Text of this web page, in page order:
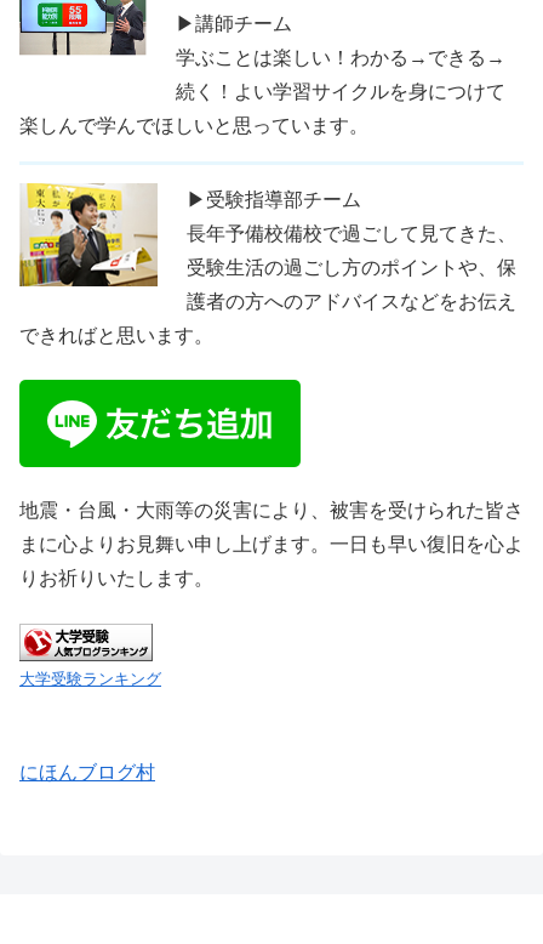
▶講師チーム
学ぶことは楽しい！わかる→できる→
続く！よい学習サイクルを身につけて
楽しんで学んでほしいと思っています。
▶受験指導部チーム
長年予備校備校で過ごして見てきた、
受験生活の過ごし方のポイントや、保
護者の方へのアドバイスなどをお伝え
できればと思います。
地震・台風・大雨等の災害により、被害を受けられた皆さ
まに心よりお見舞い申し上げます。一日も早い復旧を心よ
りお祈りいたします。
大学受験ランキング
にほんブログ村